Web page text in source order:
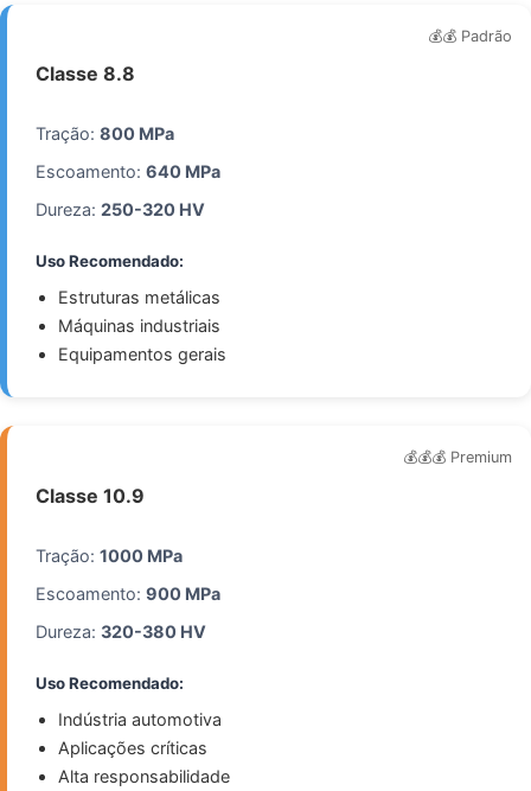
Classe 8.8
Tração: 800 MPa
Escoamento: 640 MPa
Dureza: 250-320 HV
Uso Recomendado:
Estruturas metálicas
Máquinas industriais
Equipamentos gerais
💰💰 Padrão
Classe 10.9
Tração: 1000 MPa
Escoamento: 900 MPa
Dureza: 320-380 HV
Uso Recomendado:
Indústria automotiva
Aplicações críticas
Alta responsabilidade
💰💰💰 Premium